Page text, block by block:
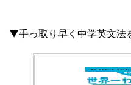
▼手っ取り早く中学英文法